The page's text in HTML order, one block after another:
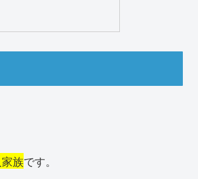
族です。